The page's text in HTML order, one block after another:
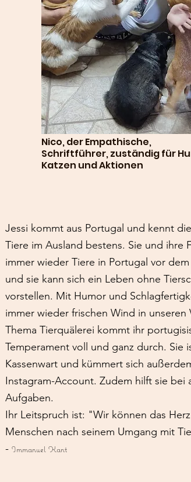
Nico, der Empathische,
Schriftführer, zuständig für
Katzen und Aktionen
Jessi kommt aus Portugal und kennt
Tiere im Ausland bestens. Sie und ihre
immer wieder Tiere in Portugal vor
und sie kann sich ein Leben ohne
vorstellen. Mit Humor und
immer wieder frischen Wind in unseren
Thema Tierquälerei kommt ihr
Temperament voll und ganz durch. Sie
Kassenwart und kümmert sich
Instagram-Account. Zudem hilft sie bei
Aufgaben.
Ihr Leitspruch ist: "Wir können das
Menschen nach seinem Umgang mit
- Immanuel Kant